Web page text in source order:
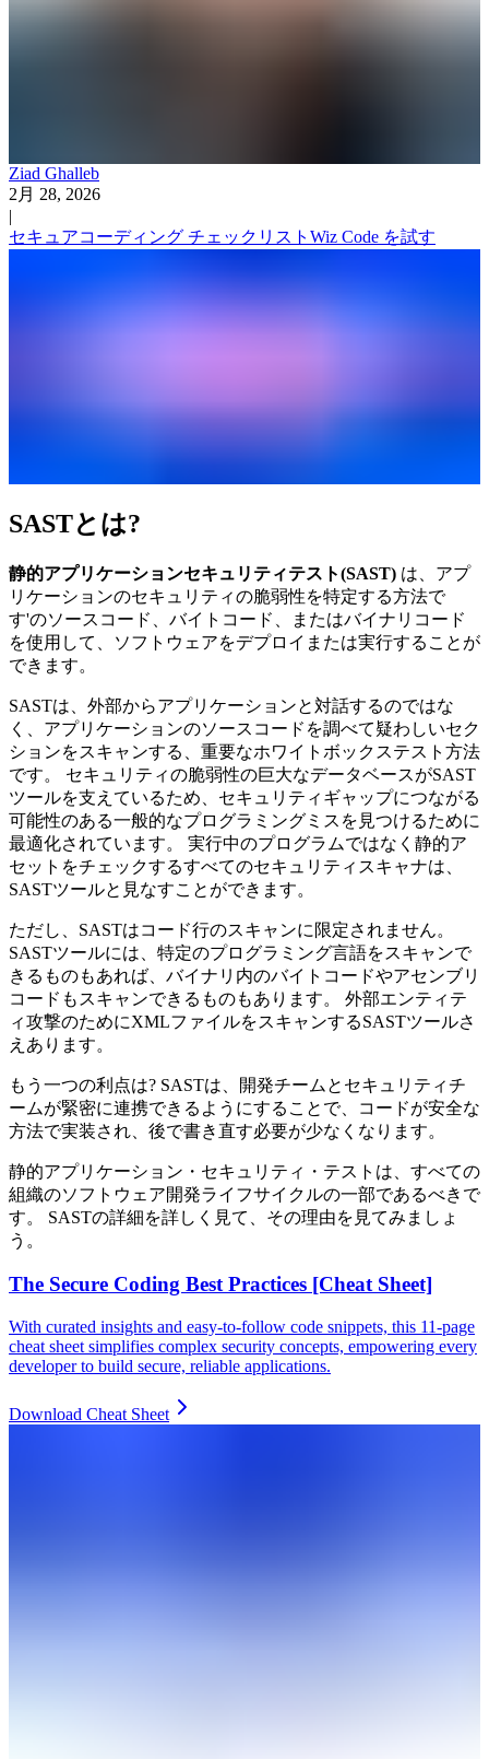
Ziad Ghalleb
2月 28, 2026
|
セキュアコーディング チェックリスト Wiz Code を試す
SASTとは?
静的アプリケーションセキュリティテスト(SAST) は、アプ
リケーションのセキュリティの脆弱性を特定する方法で
す'のソースコード、バイトコード、またはバイナリコード
を使用して、ソフトウェアをデプロイまたは実行することが
できます。
SASTは、外部からアプリケーションと対話するのではな
く、アプリケーションのソースコードを調べて疑わしいセク
ションをスキャンする、重要なホワイトボックステスト方法
です。 セキュリティの脆弱性の巨大なデータベースがSAST
ツールを支えているため、セキュリティギャップにつながる
可能性のある一般的なプログラミングミスを見つけるために
最適化されています。 実行中のプログラムではなく静的ア
セットをチェックするすべてのセキュリティスキャナは、
SASTツールと見なすことができます。
ただし、SASTはコード行のスキャンに限定されません。
SASTツールには、特定のプログラミング言語をスキャンで
きるものもあれば、バイナリ内のバイトコードやアセンブリ
コードもスキャンできるものもあります。 外部エンティテ
ィ攻撃のためにXMLファイルをスキャンするSASTツールさ
えあります。
もう一つの利点は? SASTは、開発チームとセキュリティチ
ームが緊密に連携できるようにすることで、コードが安全な
方法で実装され、後で書き直す必要が少なくなります。
静的アプリケーション・セキュリティ・テストは、すべての
組織のソフトウェア開発ライフサイクルの一部であるべきで
す。 SASTの詳細を詳しく見て、その理由を見てみましょ
う。
The Secure Coding Best Practices [Cheat Sheet]
With curated insights and easy-to-follow code snippets, this 11-page
cheat sheet simplifies complex security concepts, empowering every
developer to build secure, reliable applications.
Download Cheat Sheet